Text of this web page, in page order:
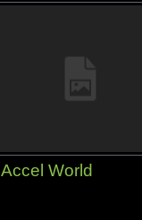
Accel World